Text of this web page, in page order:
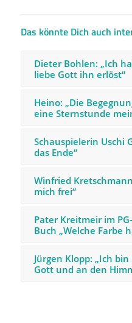
Das könnte Dich auch
Dieter Bohlen: „Ich
liebe Gott ihn erlöst“
Heino: „Die
eine Sternstunde
Schauspielerin Uschi
das Ende“
Winfried
mich frei“
Pater Kreitmeir im
Buch „Welche Farbe
Jürgen Klopp: „Ich
Gott und an den